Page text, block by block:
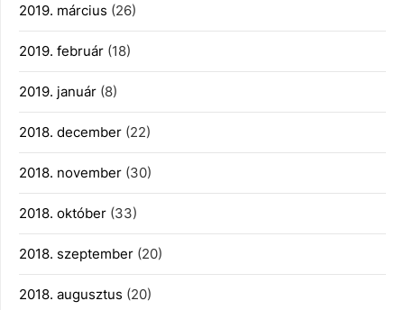
2019. március (26)
2019. február (18)
2019. január (8)
2018. december (22)
2018. november (30)
2018. október (33)
2018. szeptember (20)
2018. augusztus (20)